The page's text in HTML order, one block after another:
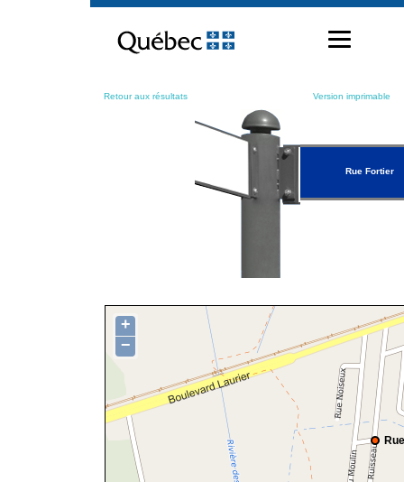
contenu
Retour aux résultats Version imprimable
Rue Fortier
+
−